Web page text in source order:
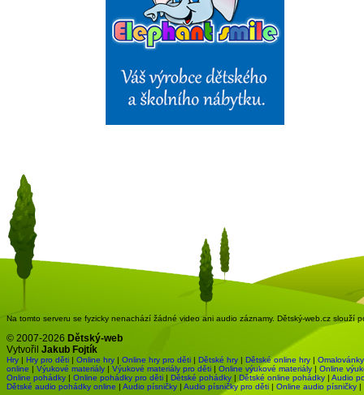
Na tomto serveru se fyzicky nenachází žádné video ani audio záznamy. Dětský-web.cz slouží
© 2007-2026 Dětský-web
Vytvořil Jakub Fojtík
Hry | Hry pro děti | Online hry | Online hry pro děti | Dětské hry | Dětské online hry | Omalovánky
online | Výukové materiály | Výukové materiály pro děti | Online výukové materiály | Online
Online pohádky | Online pohádky pro děti | Dětské pohádky | Dětské online pohádky | Audio
Dětské audio pohádky online | Audio písničky | Audio písničky pro děti | Online audio písničky |